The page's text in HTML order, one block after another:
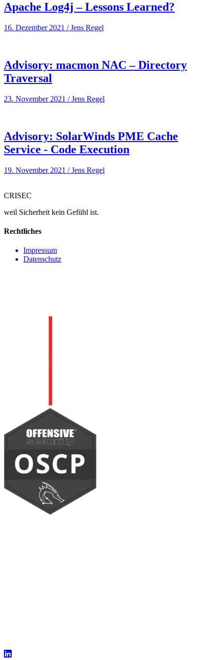
Apache Log4j – Lessons Learned?
16. Dezember 2021 /Jens Regel
Advisory: macmon NAC – Directory
Traversal
23. November 2021 /Jens Regel
Advisory: SolarWinds PME Cache
Service - Code Execution
19. November 2021 /Jens Regel
CRISEC
weil Sicherheit kein Gefühl ist.
Rechtliches
Impressum
Datenschutz